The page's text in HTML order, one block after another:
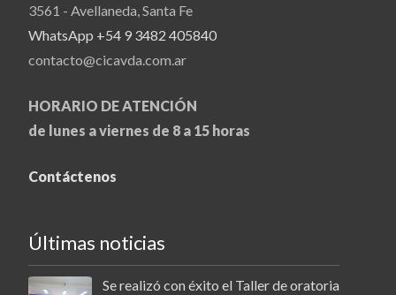
3561 - Avellaneda, Santa Fe
WhatsApp +54 9 3482 405840
contacto@cicavda.com.ar
HORARIO DE ATENCIÓN
de lunes a viernes de 8 a 15 horas
Contáctenos
Últimas noticias
Se realizó con éxito el Taller de oratoria